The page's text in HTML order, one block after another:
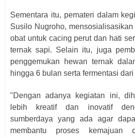
Sementara itu, pemateri dalam
Susilo Nugroho,
obat untuk cacing perut dan hati
ternak sapi. Selain itu, juga
penggemukan hewan ternak
hingga 6 bulan serta fermentasi
"Dengan adanya kegiatan ini,
lebih kreatif dan inovatif
sumberdaya yang ada agar
membantu proses kemajuan